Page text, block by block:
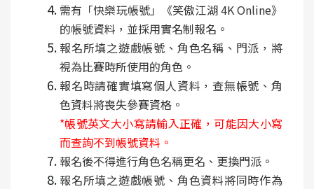
需有「快樂玩帳號」《笑傲江湖 4K Online》
的帳號資料，並採用實名制報名。​
報名所填之遊戲帳號、角色名稱、門派，將
視為比賽時所使用的角色。​
報名時請確實填寫個人資料，查無帳號、角
色資料將喪失參賽資格。​
*帳號英文大小寫請輸入正確，可能因大小寫
而查詢不到帳號資料。
報名後不得進行角色名稱更名、更換門派。
報名所填之遊戲帳號、角色資料將同時作為